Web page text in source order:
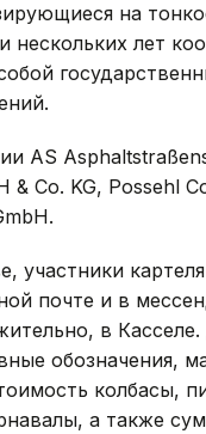
на
лет
AS
Co. KG, Possehl
участники
почте и в
в
обозначения,
колбасы,
а также